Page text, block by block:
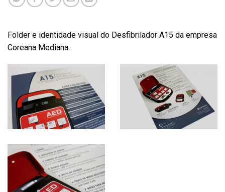
Folder e identidade visual do Desfibrilador A15 da empresa
Coreana Mediana.